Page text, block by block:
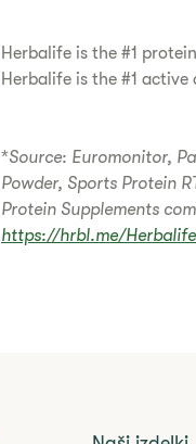
Herbalife is the #1
Herbalife is the #1
*Source: Euromonitor,
Powder, Sports Protein
Protein Supplements
https://hrbl.me/